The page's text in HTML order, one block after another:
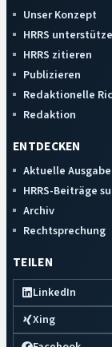
Unser Konzept
HRRS
HRRS zitieren
Publizieren
Redaktionelle
Redaktion
ENTDECKEN
Aktuelle Ausgabe
HRRS-Beiträge
Archiv
Rechtsprechung
TEILEN
LinkedIn
Xing